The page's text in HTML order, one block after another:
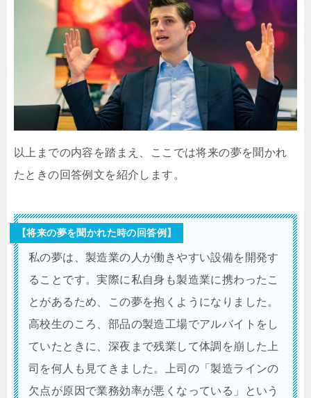
以上までの内容を踏まえ、ここでは将来の夢を聞かれ
たときの回答例文を紹介します。
【将来の夢を聞かれた時の回答例】
私の夢は、製造業の人が働きやすい設備を開発す
ることです。実際に私自身も製造業に携わったこ
とがあるため、この夢を抱くようになりました。
高校生のころ、部品の製造工場でアルバイトをし
ていたときに、深夜まで残業して体調を崩した上
司を何人も見てきました。上司の「製造ラインの
欠点が原因で業務効率が悪くなっている」という